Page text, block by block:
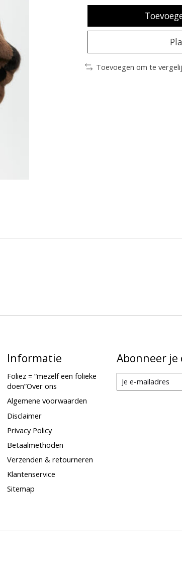
Toevoegen om te
Informatie
Foliez = “mezelf een folieke
doen”Over ons
Algemene voorwaarden
Disclaimer
Privacy Policy
Betaalmethoden
Verzenden & retourneren
Klantenservice
Sitemap
Abonneer